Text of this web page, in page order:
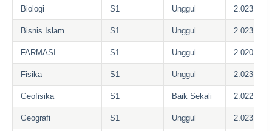
Biologi S1 Unggul 2.023
Bisnis Islam S1 Unggul 2.023
FARMASI S1 Unggul 2.020
Fisika S1 Unggul 2.023
Geofisika S1 Baik Sekali 2.022
Geografi S1 Unggul 2.023